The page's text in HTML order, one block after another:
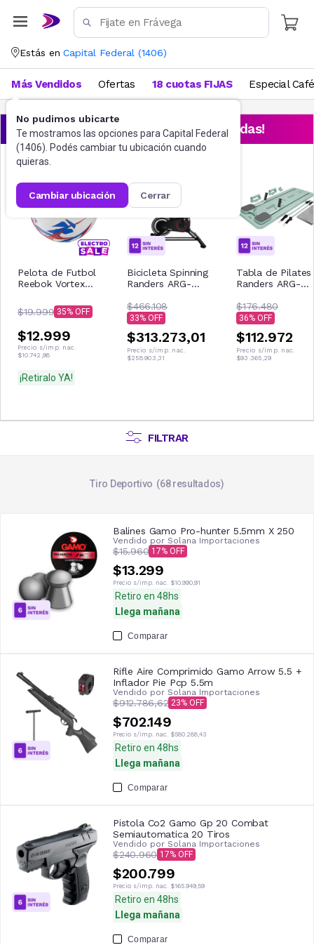
Estás en Capital Federal (1406)
No pudimos ubicarte
Te mostramos las opciones para Capital Federal
(1406). Podés cambiar tu ubicación cuando
quieras.
cambiar ubicación cerrar
Más Vendidos Ofertas 18 cuotas FIJAS Especial Café
¡Aprovechá las ofertas destacadas!
Pelota de Futbol
Reebok Vortex
$19.999 35
$12.999
Precio s/imp. nac.
$10.742,98
¡Retiralo YA!
Bicicleta Spinning
Randers ARG-
$466.108
33
$313.273,01
Precio s/imp. nac.
$258.903,31
Tabla de Pilates
Randers ARG-
$176.480
36
$112.972
Precio s/imp. nac.
$93.365,29
FILTRAR
Tiro Deportivo 68resultados
Balines Gamo Pro-hunter 5.5mm X 250
Vendido por Solana Importaciones
$15.960 17
$13.299
Precio s/imp. nac. $10.990,91
Retiro en 48hs
Llega mañana
Comparar
Rifle Aire Comprimido Gamo Arrow 5.5 +
Inflador Pie Pcp 5.5m
Vendido por Solana Importaciones
$912.786,62 23
$702.149
Precio s/imp. nac. $580.288,43
Retiro en 48hs
Llega mañana
Comparar
Pistola Co2 Gamo Gp 20 Combat
Semiautomatica 20 Tiros
Vendido por Solana Importaciones
$240.960 17
$200.799
Precio s/imp. nac. $165.949,59
Retiro en 48hs
Llega mañana
Comparar